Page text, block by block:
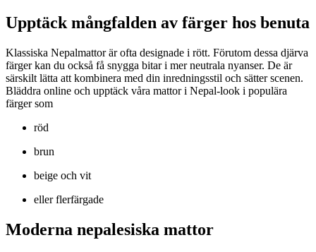
Upptäck mångfalden av färger hos benuta
Klassiska Nepalmattor är ofta designade i rött. Förutom dessa djärva
färger kan du också få snygga bitar i mer neutrala nyanser. De är
särskilt lätta att kombinera med din inredningsstil och sätter scenen.
Bläddra online och upptäck våra mattor i Nepal-look i populära
färger som
röd
brun
beige och vit
eller flerfärgade
Moderna nepalesiska mattor